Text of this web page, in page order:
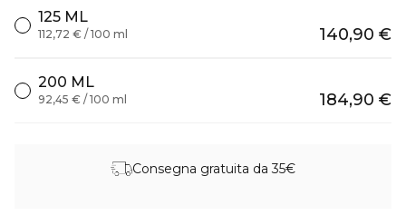
125 ML
140,90 €
112,72 € / 100 ml
200 ML
184,90 €
92,45 € / 100 ml
Consegna gratuita da 35€